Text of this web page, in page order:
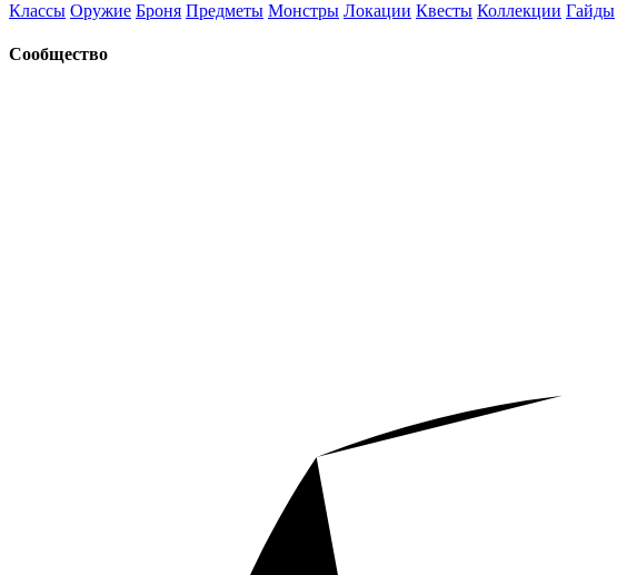
Классы Оружие Броня Предметы Монстры Локации Квесты Коллекции Гайды
Сообщество